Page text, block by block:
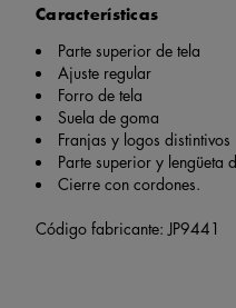
Características
Parte superior de tela
Ajuste regular
Forro de tela
Suela de goma
Franjas y logos distintivos
Parte superior y lengüeta
Cierre con cordones.
Código fabricante: JP9441